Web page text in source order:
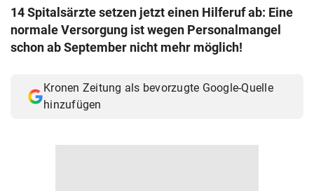
search
eingeben
© Krone Multimedia GmbH & Co KG 2026
Muthgasse 2, 1190 Wien
14 Spitalsärzte setzen jetzt einen Hilferuf ab: Eine
normale Versorgung ist wegen Personalmangel
schon ab September nicht mehr möglich!
Kronen Zeitung als bevorzugte Google-Quelle
hinzufügen